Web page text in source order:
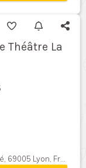
Théâtre La
Lyon, France